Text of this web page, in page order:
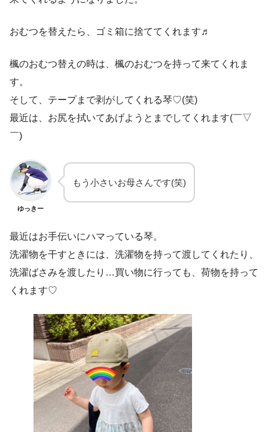
おむつを替えたら、ゴミ箱に捨ててくれます♬
楓のおむつ替えの時は、楓のおむつを持って来てくれま
す。
そして、テープまで剥がしてくれる琴♡(笑)
最近は、お尻を拭いてあげようとまでしてくれます(￣▽
￣)
ゆっきー
もう小さいお母さんです(笑)
最近はお手伝いにハマっている琴。
洗濯物を干すときには、洗濯物を持って渡してくれたり、
洗濯ばさみを渡したり…買い物に行っても、荷物を持って
くれます♡